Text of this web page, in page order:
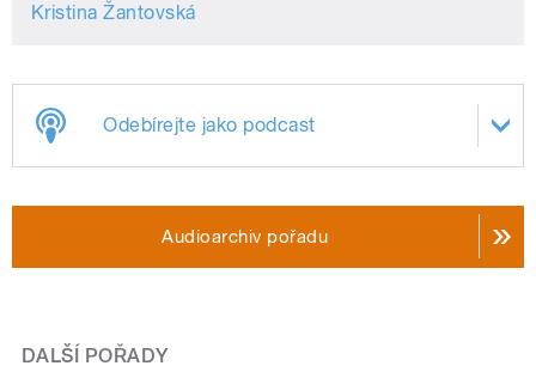
Kristina Žantovská
Odebírejte jako podcast
Audioarchiv pořadu
DALŠÍ POŘADY